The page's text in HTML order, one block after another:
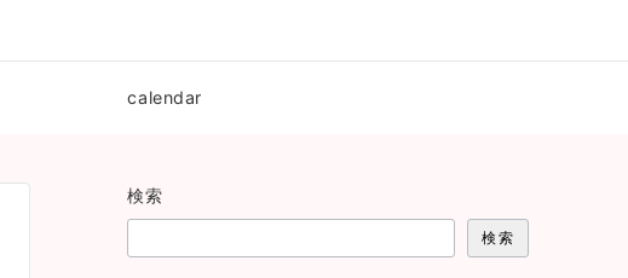
calendar
検索
検索